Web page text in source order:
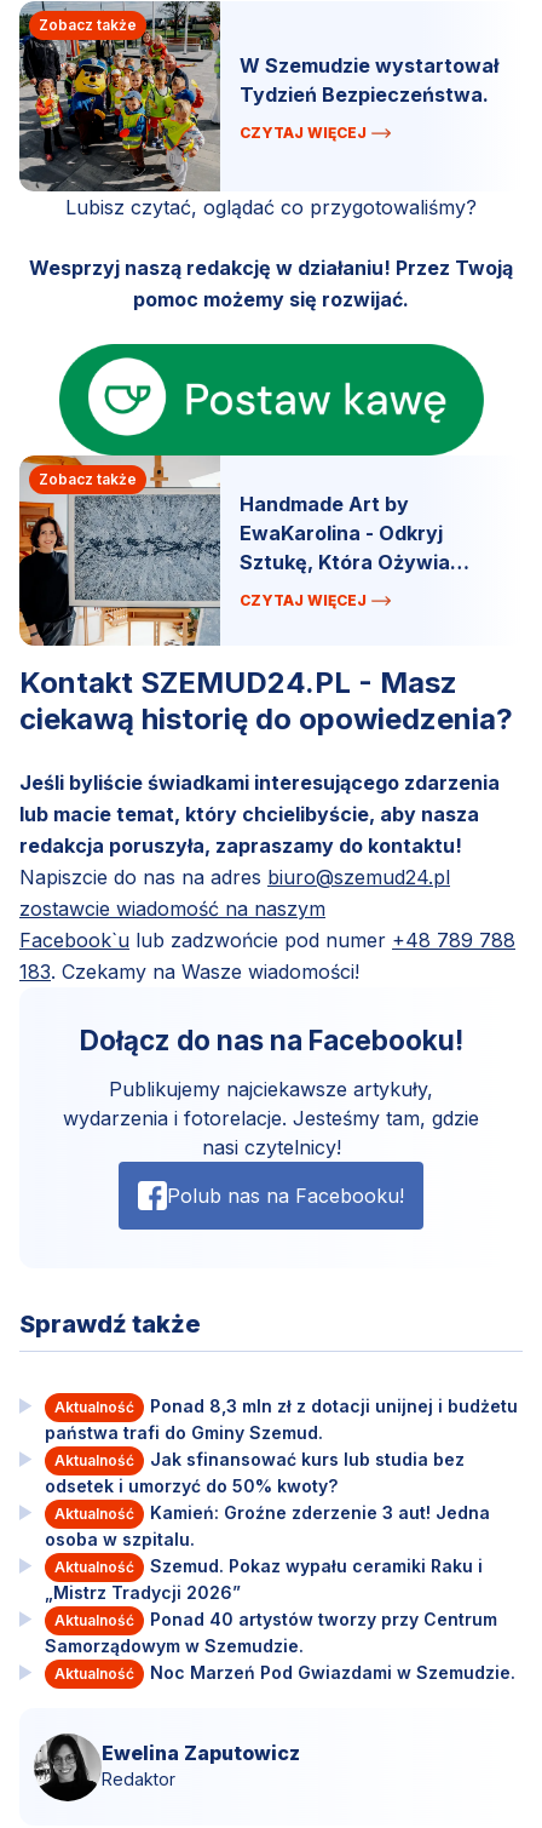
Zobacz także
W Szemudzie wystartował
Tydzień Bezpieczeństwa.
CZYTAJ WIĘCEJ
Lubisz czytać, oglądać co przygotowaliśmy?
Wesprzyj naszą redakcję w działaniu! Przez Twoją
pomoc możemy się rozwijać.
Zobacz także
Handmade Art by
EwaKarolina - Odkryj
Sztukę, Która Ożywia
Przestrzeń!
CZYTAJ WIĘCEJ
Kontakt SZEMUD24.PL - Masz
ciekawą historię do opowiedzenia?
Jeśli byliście świadkami interesującego zdarzenia
lub macie temat, który chcielibyście, aby nasza
redakcja poruszyła, zapraszamy do kontaktu!
Napiszcie do nas na adres biuro@szemud24.pl
zostawcie wiadomość na naszym
Facebook`u lub zadzwońcie pod numer +48 789 788
183. Czekamy na Wasze wiadomości!
Dołącz do nas na Facebooku!
Publikujemy najciekawsze artykuły,
wydarzenia i fotorelacje. Jesteśmy tam, gdzie
nasi czytelnicy!
Polub nas na Facebooku!
Sprawdź także
Aktualność
Ponad 8,3 mln zł z dotacji unijnej i budżetu
państwa trafi do Gminy Szemud.
Aktualność
Jak sfinansować kurs lub studia bez
odsetek i umorzyć do 50% kwoty?
Aktualność
Kamień: Groźne zderzenie 3 aut! Jedna
osoba w szpitalu.
Aktualność
Szemud. Pokaz wypału ceramiki Raku i
„Mistrz Tradycji 2026”
Aktualność
Ponad 40 artystów tworzy przy Centrum
Samorządowym w Szemudzie.
Aktualność Noc Marzeń Pod Gwiazdami w Szemudzie.
Ewelina Zaputowicz
Redaktor